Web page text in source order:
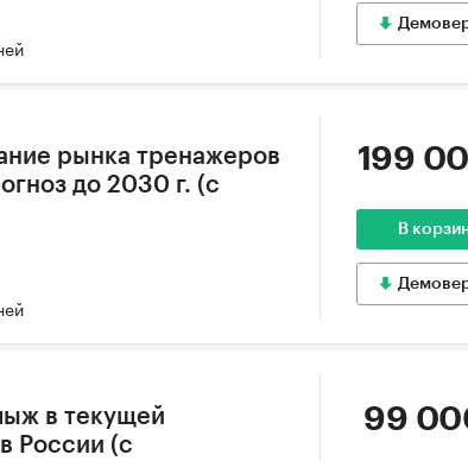
рынка тренажеров
до 2030 г. (с
199
В
в текущей
России (с
99